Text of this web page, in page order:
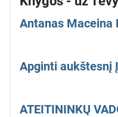
Antanas Maceina
Apginti aukštesnį
ATEITININKŲ